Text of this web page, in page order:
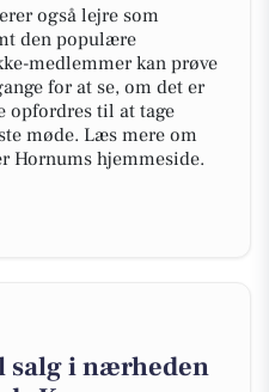
også lejre som
den populære
medlemmer kan prøve
for at se, om det er
opfordres til at tage
møde. Læs mere om
Hornums hjemmeside.
salg i nærheden